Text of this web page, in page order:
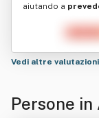
aiutando a
Vedi altre valutazioni
Persone in